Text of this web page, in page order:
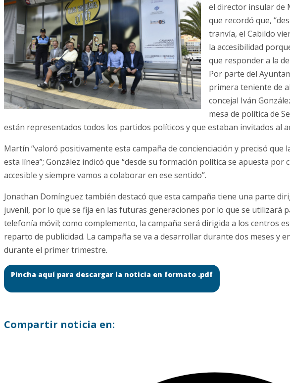
el director insular de
que recordó que,
tranvía, el Cabildo
la accesibilidad
que responder a la
Por parte del
primera teniente de
concejal Iván
mesa de política de
están representados todos los partidos políticos y que estaban invitados al
Martín “valoró positivamente esta campaña de concienciación y precisó que
esta línea”; González indicó que “desde su formación política se apuesta por
accesible y siempre vamos a colaborar en ese sentido”.
Jonathan Domínguez también destacó que esta campaña tiene una parte
juvenil, por lo que se fija en las futuras generaciones por lo que se utilizará
telefonía móvil; como complemento, la campaña será dirigida a los centros
reparto de publicidad. La campaña se va a desarrollar durante dos meses y
durante el primer trimestre.
Pincha aquí para descargar la noticia en formato .pdf
Compartir noticia en: